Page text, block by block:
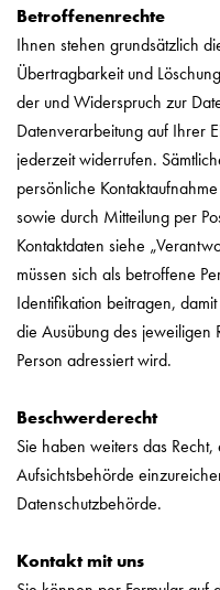
Betroffenenrechte
Ihnen stehen grundsätzlich
Übertragbarkeit und
der und Widerspruch zur
Datenverarbeitung auf Ihrer
jederzeit widerrufen.
persönliche
sowie durch Mitteilung per
Kontaktdaten siehe
müssen sich als betroffene
Identifikation beitragen,
die Ausübung des jeweiligen
Person adressiert wird.
Beschwerderecht
Sie haben weiters das
Aufsichtsbehörde
Datenschutzbehörde.
Kontakt mit uns